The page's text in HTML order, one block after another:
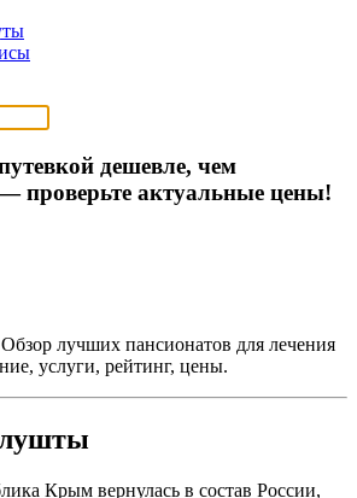
дешевле, чем
проверьте актуальные цены!
лучших пансионатов для лечения
услуги, рейтинг, цены.
Крым вернулась в состав России,